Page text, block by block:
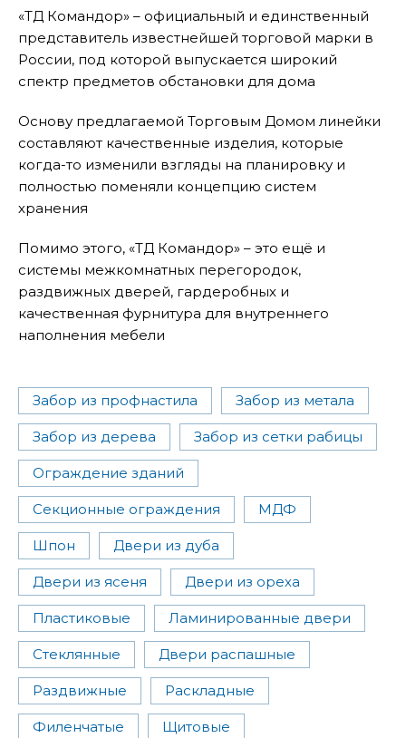
«ТД Командор» – официальный и единственный
представитель известнейшей торговой марки в
России, под которой выпускается широкий
спектр предметов обстановки для дома
Основу предлагаемой Торговым Домом линейки
составляют качественные изделия, которые
когда-то изменили взгляды на планировку и
полностью поменяли концепцию систем
хранения
Помимо этого, «ТД Командор» – это ещё и
системы межкомнатных перегородок,
раздвижных дверей, гардеробных и
качественная фурнитура для внутреннего
наполнения мебели
Забор из профнастила Забор из метала
Забор из дерева Забор из сетки рабицы
Ограждение зданий
Секционные ограждения МДФ
Шпон Двери из дуба
Двери из ясеня Двери из ореха
Пластиковые Ламинированные двери
Стеклянные Двери распашные
Раздвижные Раскладные
Филенчатые Щитовые